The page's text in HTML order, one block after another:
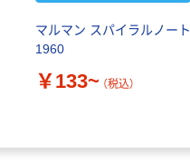
マルマン スパイラルノート
1960
￥133~ （税込）